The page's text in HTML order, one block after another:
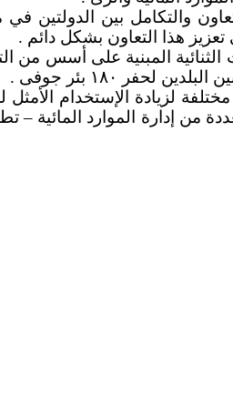
والتكامل بين الدولتين في
هذا التعاون بشكل دائم .
والذى يعود لعام ١٩٩٣ ، ويُعد مثالا يحتذى به للعلاقات
١٨٠ بئر جوفى .
على أنشطة مختلفة لزيادة
من إدارة الموارد المائية